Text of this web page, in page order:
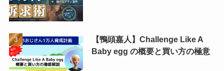
【鴨頭嘉人】Challenge Like A
Baby egg の概要と買い方の極意